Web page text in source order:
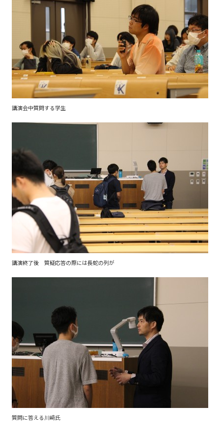
講演会中質問する学生
講演終了後 質疑応答の際には長蛇の列が
質問に答える川﨑氏